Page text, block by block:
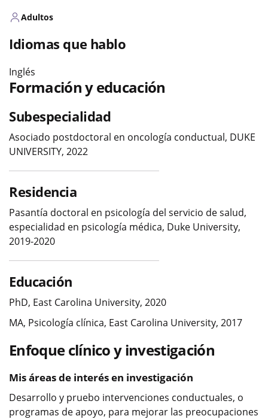
Adultos
Idiomas que hablo
Inglés
Formación y educación
Subespecialidad
Asociado postdoctoral en oncología conductual, DUKE
UNIVERSITY, 2022
Residencia
Pasantía doctoral en psicología del servicio de salud,
especialidad en psicología médica, Duke University,
2019-2020
Educación
PhD, East Carolina University, 2020
MA, Psicología clínica, East Carolina University, 2017
Enfoque clínico y investigación
Mis áreas de interés en investigación
Desarrollo y pruebo intervenciones conductuales, o
programas de apoyo, para mejorar las preocupaciones